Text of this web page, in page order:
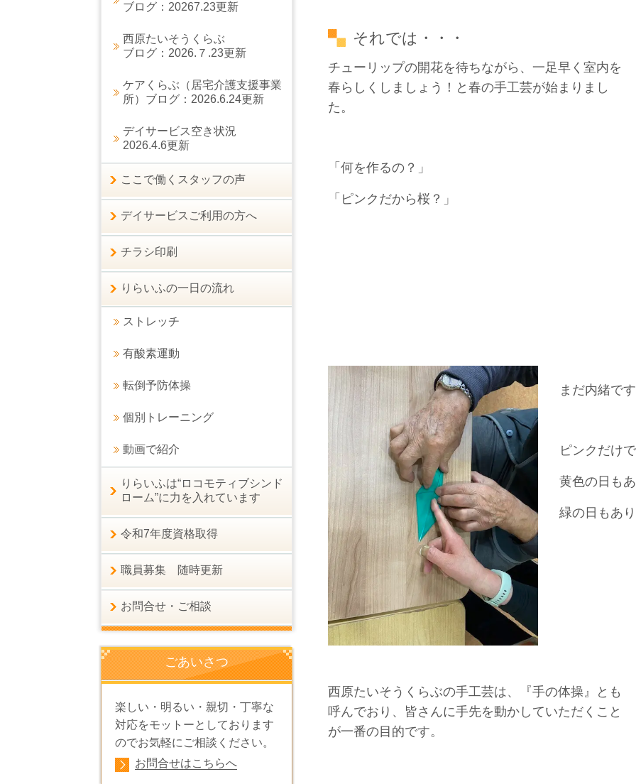
それでは・・・
チューリップの開花を待ちながら、一足早く室内を
春らしくしましょう！と春の手工芸が始まりまし
た。
「何を作るの？」
「ピンクだから桜？」
まだ内緒で
ピンクだけ
黄色の日も
緑の日もあ
西原たいそうくらぶの手工芸は、『手の体操』とも
呼んでおり、皆さんに手先を動かしていただくこと
が一番の目的です。
ブログ：20267.23更新
西原たいそうくらぶ
ブログ：2026.７.23更新
ケアくらぶ（居宅介護支援事業
所）ブログ：2026.6.24更新
デイサービス空き状況
2026.4.6更新
ここで働くスタッフの声
デイサービスご利用の方へ
チラシ印刷
りらいふの一日の流れ
ストレッチ
有酸素運動
転倒予防体操
個別トレーニング
動画で紹介
りらいふは“ロコモティブシンド
ローム”に力を入れています
令和7年度資格取得
職員募集 随時更新
お問合せ・ご相談
ごあいさつ
楽しい・明るい・親切・丁寧な
対応をモットーとしております
のでお気軽にご相談ください。
お問合せはこちらへ